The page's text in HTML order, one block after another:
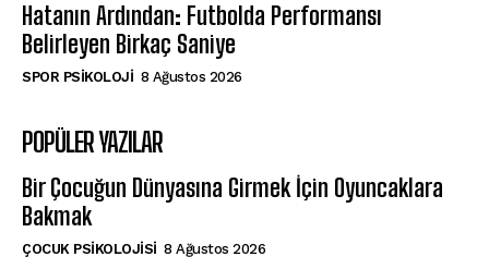
Hatanın Ardından: Futbolda Performansı
Belirleyen Birkaç Saniye
SPOR PSIKOLOJI 8 Ağustos 2026
POPÜLER YAZILAR
Bir Çocuğun Dünyasına Girmek İçin Oyuncaklara
Bakmak
ÇOCUK PSIKOLOJISI 8 Ağustos 2026